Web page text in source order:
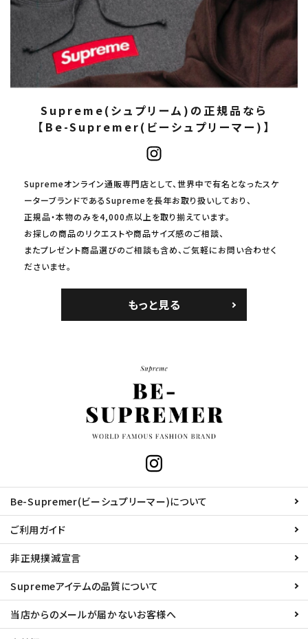
Supreme(シュプリーム)の正規品なら
【Be-Supremer(ビーシュプリーマー)】
Supremeオンライン通販専門店として、世界中で有名となったスケ
ーターブランドであるSupremeを長年お取り扱いしており、
正規品・本物のみを4,000点以上を取り揃えています。
お探しの商品のリクエストや商品サイズ感のご相談、
またプレゼント商品選びのご相談も含め、ご気軽にお問い合わせく
ださいませ。
もっと見る
Be-Supremer(ビーシュプリーマー)について
ご利用ガイド
非正規撲滅宣言
Supremeアイテムの品質について
当店からのメールが届かないお客様へ